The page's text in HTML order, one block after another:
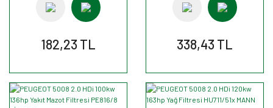
182,23 TL 338,43 TL